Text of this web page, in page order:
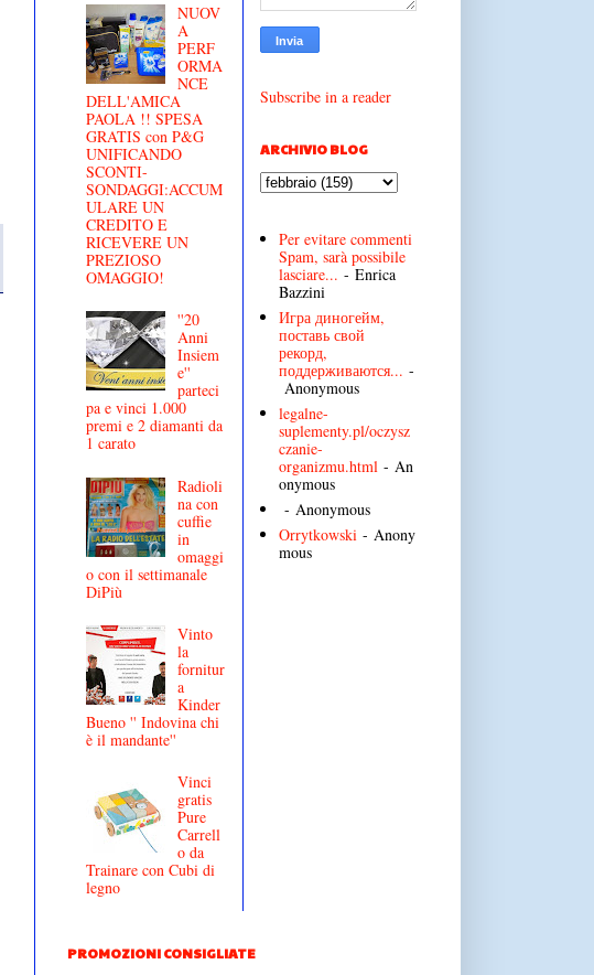
NUOV
A
PERF
ORMA
NCE
DELL'AMICA
PAOLA !! SPESA
GRATIS con P&G
UNIFICANDO
SCONTI-
SONDAGGI:ACCUM
ULARE UN
CREDITO E
RICEVERE UN
PREZIOSO
OMAGGIO!
''20
Anni
Insiem
e''
parteci
pa e vinci 1.000
premi e 2 diamanti da
1 carato
Radioli
na con
cuffie
in
omaggi
o con il settimanale
DiPiù
Vinto
la
fornitur
a
Kinder
Bueno '' Indovina chi
è il mandante''
Vinci
gratis
Pure
Carrell
o da
Trainare con Cubi di
legno
Subscribe in a reader
ARCHIVIO BLOG
Per evitare commenti
Spam, sarà possibile
lasciare... - Enrica
Bazzini
Игра диногейм,
поставь свой
рекорд,
поддерживаются... -
Anonymous
legalne-
suplementy.pl/oczysz
czanie-
organizmu.html - An
onymous
- Anonymous
Orrytkowski - Anony
mous
PROMOZIONI CONSIGLIATE